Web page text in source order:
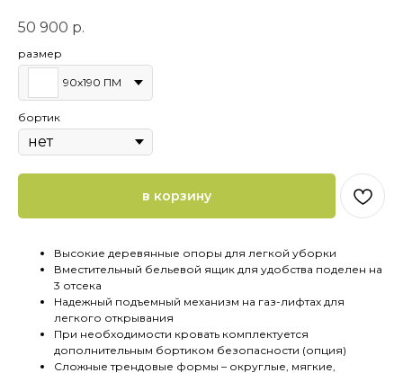
50 900 р.
размер
90х190 ПМ
бортик
в корзину
Высокие деревянные опоры для легкой уборки
Вместительный бельевой ящик для удобства поделен на
3 отсека
Надежный подъемный механизм на газ-лифтах для
легкого открывания
При необходимости кровать комплектуется
дополнительным бортиком безопасности (опция)
Сложные трендовые формы – округлые, мягкие,